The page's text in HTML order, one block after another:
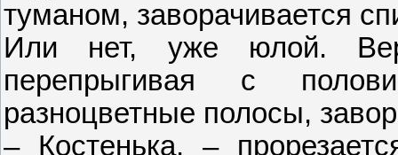
туманом, заворачивается
Или нет, уже юлой.
перепрыгивая с
разноцветные полосы,
– Костенька, –